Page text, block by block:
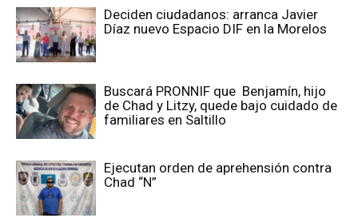
Deciden ciudadanos: arranca Javier
Díaz nuevo Espacio DIF en la Morelos
Buscará PRONNIF que Benjamín, hijo
de Chad y Litzy, quede bajo cuidado de
familiares en Saltillo
Ejecutan orden de aprehensión contra
Chad “N”